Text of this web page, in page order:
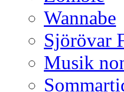
Wannabe
Sjörövar
Musik